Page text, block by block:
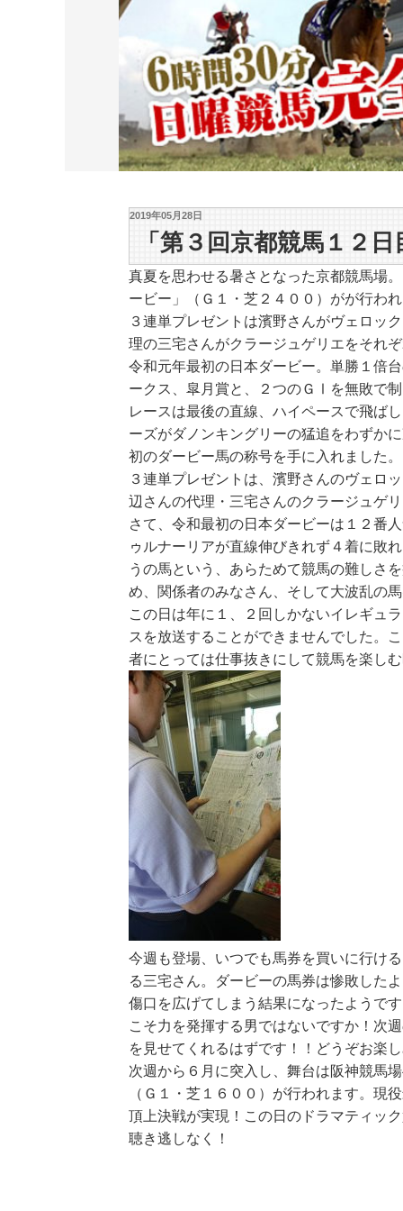
2019年05月28日
「第３回京都競馬１２
真夏を思わせる暑さとなった京都競馬場
ービー」（Ｇ１・芝２４００）がが行わ
３連単プレゼントは濱野さんがヴェロッ
理の三宅さんがクラージュゲリエをそれ
令和元年最初の日本ダービー。単勝１倍
ークス、皐月賞と、２つのＧⅠを無敗で
レースは最後の直線、ハイペースで飛ば
ーズがダノンキングリーの猛追をわずか
初のダービー馬の称号を手に入れました。
３連単プレゼントは、濱野さんのヴェロ
辺さんの代理・三宅さんのクラージュゲ
さて、令和最初の日本ダービーは１２番
ゥルナーリアが直線伸びきれず４着に敗
うの馬という、あらためて競馬の難しさ
め、関係者のみなさん、そして大波乱の
この日は年に１、２回しかないイレギュ
スを放送することができませんでした。
者にとっては仕事抜きにして競馬を楽し
今週も登場、いつでも馬券を買いに行け
る三宅さん。ダービーの馬券は惨敗した
傷口を広げてしまう結果になったようで
こそ力を発揮する男ではないですか！次
を見せてくれるはずです！！どうぞお楽
次週から６月に突入し、舞台は阪神競馬
（Ｇ１・芝１６００）が行われます。現
頂上決戦が実現！この日のドラマティッ
聴き逃しなく！